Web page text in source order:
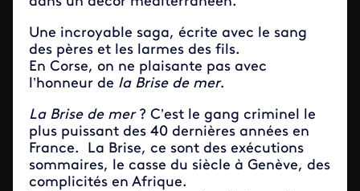
Une incroyable saga, écrite avec le sang
des pères et les larmes des fils.
En Corse, on ne plaisante pas avec
l’honneur de la Brise de mer.
La Brise de mer ? C’est le gang criminel le
plus puissant des 40 dernières années en
France. La Brise, ce sont des exécutions
sommaires, le casse du siècle à Genève, des
complicités en Afrique.